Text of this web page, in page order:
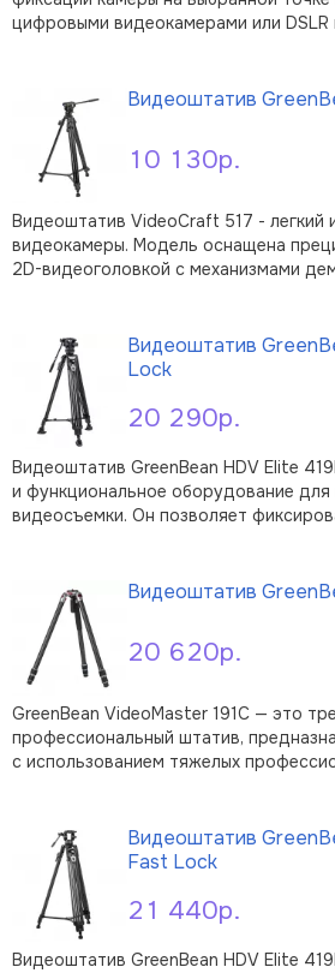
цифровыми видеокамерами или
штатива 188 см, минимальная раб …
10 130р.
Видеоштатив
Видеоштатив VideoCraft 517 - легкий
видеокамеры. Модель оснащена
2D-видеоголовкой с механизмами
шаровую базу 60 мм, что позволяе …
20 290р.
Видеоштатив
Lock
Видеоштатив GreenBean HDV Elite
и функциональное оборудование
видеосъемки. Он позволяет
креплением 1/4" или 3/8". …
20 620р.
Видеоштатив
GreenBean VideoMaster 191C — это
профессиональный штатив,
с использованием тяжелых
легкость, прочность и устойчи …
21 440р.
Видеоштатив
Fast Lock
Видеоштатив GreenBean HDV Elite